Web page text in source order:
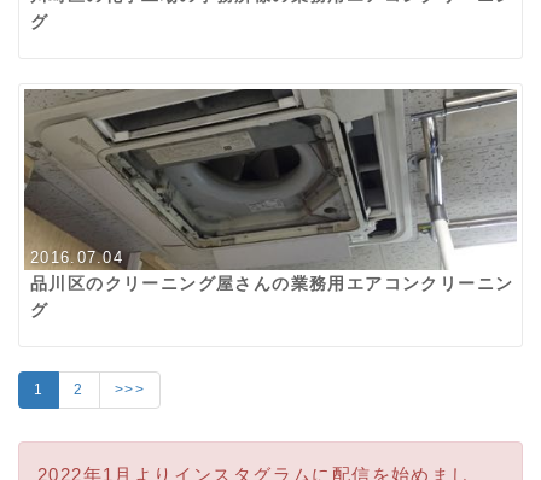
グ
2016.07.04
品川区のクリーニング屋さんの業務用エアコンクリーニン
グ
1 2 >>>
2022年1月よりインスタグラムに配信を始めまし